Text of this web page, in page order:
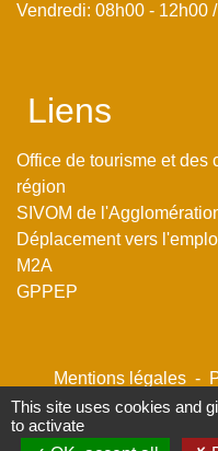
Vendredi: 08h00 - 12h00
Liens
Office de tourisme et des
région
SIVOM de
Déplacement vers
M2A
GPPEP
Mentions légales -
Accessibilité - Plan
This site uses cookies and
to activate